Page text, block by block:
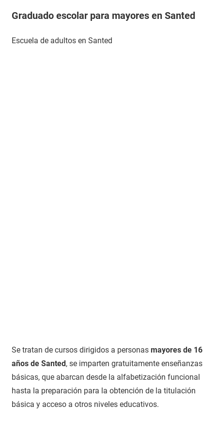
Graduado escolar para mayores en Santed
Escuela de adultos en Santed
Se tratan de cursos dirigidos a personas mayores de 16
años de Santed, se imparten gratuitamente enseñanzas
básicas, que abarcan desde la alfabetización funcional
hasta la preparación para la obtención de la titulación
básica y acceso a otros niveles educativos.